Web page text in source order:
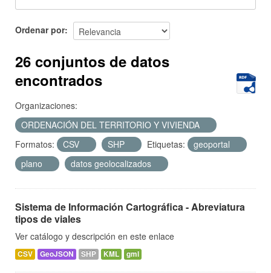
Acerca de
Ordenar por
26 conjuntos de datos
encontrados
Organizaciones:
ORDENACIÓN DEL TERRITORIO Y VIVIENDA
Formatos:
CSV SHP Etiquetas:
geoportal
plano
datos geolocalizados
Sistema de Información Cartográfica - Abreviatura
tipos de viales
Ver catálogo y descripción en este enlace
CSV GeoJSON SHP KML gml